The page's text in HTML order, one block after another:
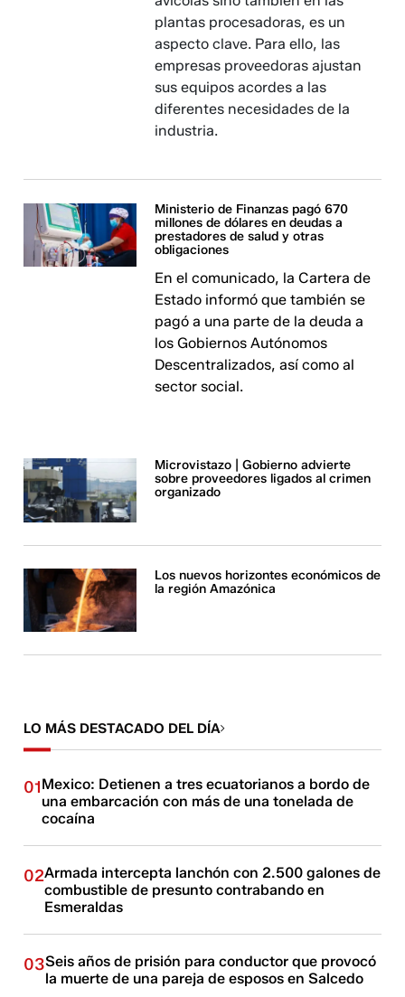
plantas procesadoras, es un
aspecto clave. Para ello, las
empresas proveedoras ajustan
sus equipos acordes a las
diferentes necesidades de la
industria.
Ministerio de Finanzas pagó 670
millones de dólares en deudas a
prestadores de salud y otras
obligaciones
En el comunicado, la Cartera de
Estado informó que también se
pagó a una parte de la deuda a
los Gobiernos Autónomos
Descentralizados, así como al
sector social.
Microvistazo | Gobierno advierte
sobre proveedores ligados al crimen
organizado
Los nuevos horizontes económicos de
la región Amazónica
LO MÁS DESTACADO DEL DÍA
01Mexico: Detienen a tres ecuatorianos a bordo de
una embarcación con más de una tonelada de
cocaína
02Armada intercepta lanchón con 2.500 galones de
combustible de presunto contrabando en
Esmeraldas
03Seis años de prisión para conductor que provocó
la muerte de una pareja de esposos en Salcedo